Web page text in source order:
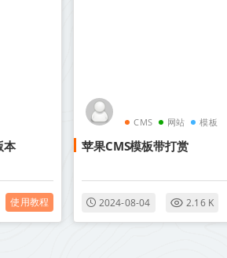
本
使用教程
CMS 网站 模板
苹果CMS模板带打赏
2024-08-04 2.16 K